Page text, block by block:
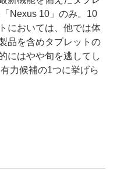
Nexus 10」のみ。10
においては、他では体
品を含めタブレットの
にはやや旬を逃してし
力候補の1つに挙げら